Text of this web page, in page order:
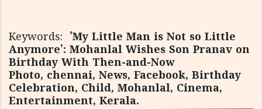
Keywords:
'My Little Man is Not so Little
Anymore': Mohanlal Wishes Son Pranav on
Birthday With Then-and-Now
Photo, chennai, News, Facebook, Birthday
Celebration, Child, Mohanlal, Cinema,
Entertainment, Kerala.